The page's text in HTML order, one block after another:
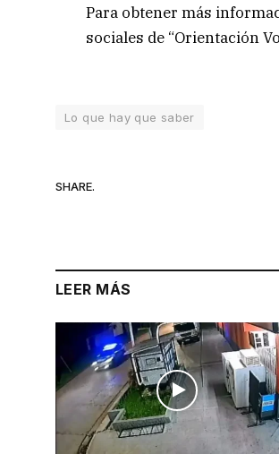
Para obtener más
sociales de “Orientación
Lo que hay que saber
SHARE.
LEER MÁS